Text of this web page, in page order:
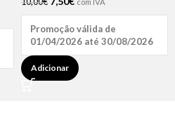
Promoção válida de
01/04/2026 até 30/08/2026
Adicionar